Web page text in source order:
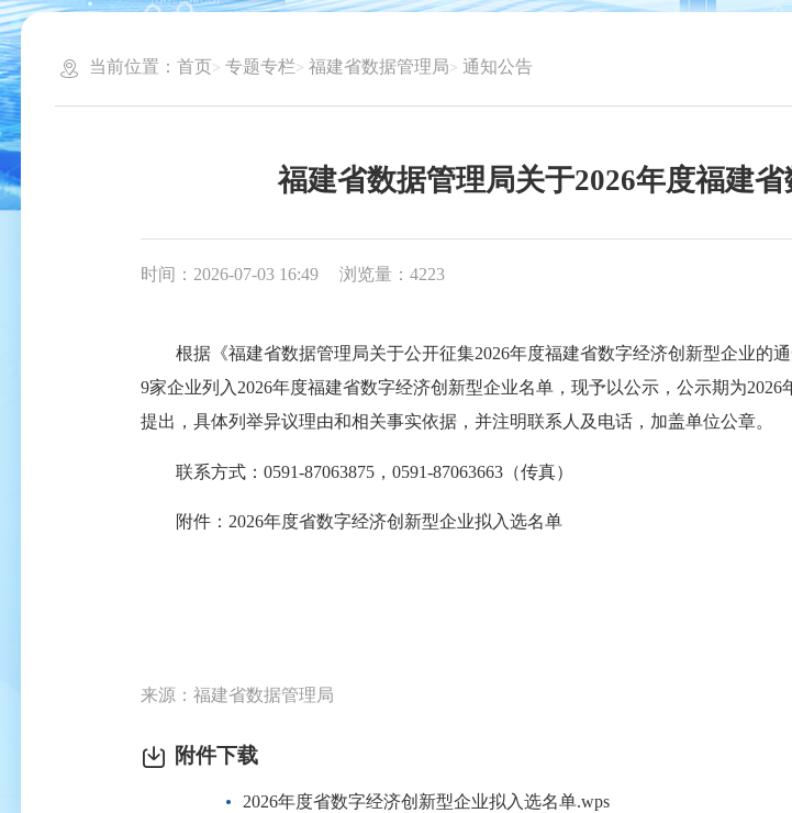
当前位置： 首页 专题专栏 福建省数据管理局 通知公告
福建省数据管理局关于2026年度福建
时间：2026-07-03 16:49 浏览量：4223
根据《福建省数据管理局关于公开征集2026年度福建省数字经济创新型企业的
9家企业列入2026年度福建省数字经济创新型企业名单，现予以公示，公示期为
提出，具体列举异议理由和相关事实依据，并注明联系人及电话，加盖单位公章。
联系方式：0591-87063875，0591-87063663（传真）
附件：2026年度省数字经济创新型企业拟入选名单
来源：福建省数据管理局
附件下载
2026年度省数字经济创新型企业拟入选名单.wps